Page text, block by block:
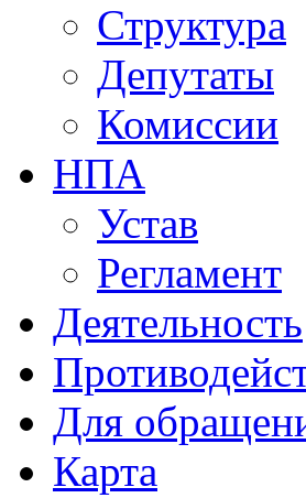
Структура
Депутаты
Комиссии
НПА
Устав
Регламент
Деятельность
Для
Карта